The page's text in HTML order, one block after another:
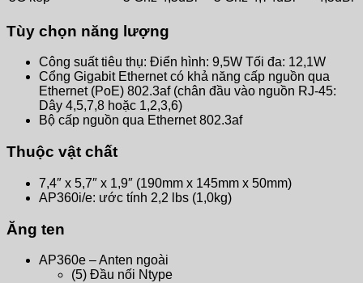
Tùy chọn năng lượng
Công suất tiêu thụ: Điển hình: 9,5W Tối đa: 12,1W
Cổng Gigabit Ethernet có khả năng cấp nguồn qua
Ethernet (PoE) 802.3af (chân đầu vào nguồn RJ-45:
Dây 4,5,7,8 hoặc 1,2,3,6)
Bộ cấp nguồn qua Ethernet 802.3af
Thuộc vật chất
7,4″ x 5,7″ x 1,9″ (190mm x 145mm x 50mm)
AP360i/e: ước tính 2,2 lbs (1,0kg)
Ăng ten
AP360e – Anten ngoài
(5) Đầu nối Ntype